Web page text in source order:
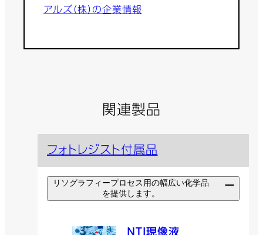
アルズ（株）の企業情報
関連製品
フォトレジスト付属品
リソグラフィープロセス用の幅広い化学品
を提供します。
NTI現像液